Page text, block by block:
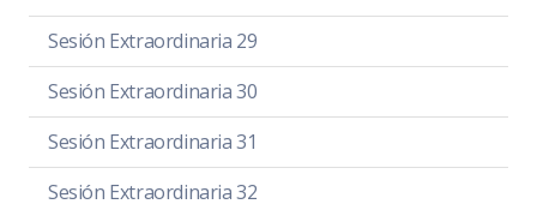
Sesión Extraordinaria 29
Sesión Extraordinaria 30
Sesión Extraordinaria 31
Sesión Extraordinaria 32